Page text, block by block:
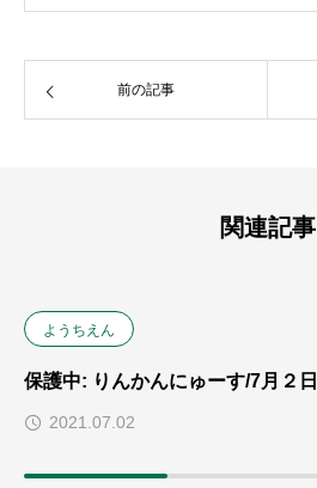
前の記事
関連記事
ようちえん
保護中: りんかんにゅーす/7月２日
2021.07.02